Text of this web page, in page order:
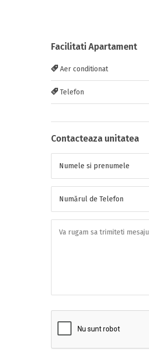
Facilitati Apartament
Aer conditionat
Telefon
Contacteaza unitatea